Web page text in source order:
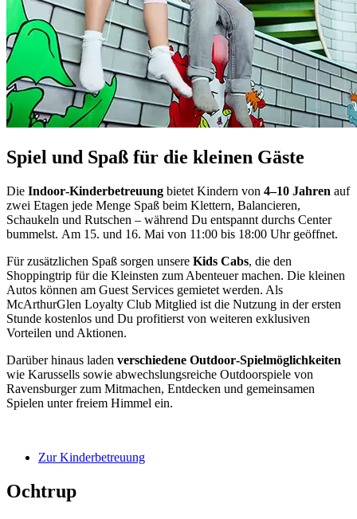
Spiel und Spaß für die kleinen Gäste
Die Indoor‑Kinderbetreuung bietet Kindern von 4–10 Jahren auf
zwei Etagen jede Menge Spaß beim Klettern, Balancieren,
Schaukeln und Rutschen – während Du entspannt durchs Center
bummelst. Am 15. und 16. Mai von 11:00 bis 18:00 Uhr geöffnet.
Für zusätzlichen Spaß sorgen unsere Kids Cabs, die den
Shoppingtrip für die Kleinsten zum Abenteuer machen. Die kleinen
Autos können am Guest Services gemietet werden. Als
McArthurGlen Loyalty Club Mitglied ist die Nutzung in der ersten
Stunde kostenlos und Du profitierst von weiteren exklusiven
Vorteilen und Aktionen.
Darüber hinaus laden verschiedene Outdoor‑Spielmöglichkeiten
wie Karussells sowie abwechslungsreiche Outdoorspiele von
Ravensburger zum Mitmachen, Entdecken und gemeinsamen
Spielen unter freiem Himmel ein.
Zur Kinderbetreuung
Ochtrup